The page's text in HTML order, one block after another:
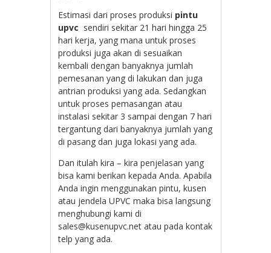
Estimasi dari proses produksi pintu
upvc sendiri sekitar 21 hari hingga 25
hari kerja, yang mana untuk proses
produksi juga akan di sesuaikan
kembali dengan banyaknya jumlah
pemesanan yang di lakukan dan juga
antrian produksi yang ada. Sedangkan
untuk proses pemasangan atau
instalasi sekitar 3 sampai dengan 7 hari
tergantung dari banyaknya jumlah yang
di pasang dan juga lokasi yang ada.
Dan itulah kira – kira penjelasan yang
bisa kami berikan kepada Anda. Apabila
Anda ingin menggunakan pintu, kusen
atau jendela UPVC maka bisa langsung
menghubungi kami di
sales@kusenupvc.net atau pada kontak
telp yang ada.